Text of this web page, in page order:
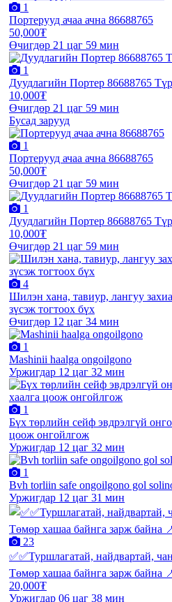
1
Портерууд ачаа ачна 86688765
50,000₮
Өчигдөр 21 цаг 59 мин
1
Дуудлагийн Портер 86688765
10,000₮
Өчигдөр 21 цаг 59 мин
Бусад зарууд
1
Портерууд ачаа ачна 86688765
50,000₮
Өчигдөр 21 цаг 59 мин
1
Дуудлагийн Портер 86688765
10,000₮
Өчигдөр 21 цаг 59 мин
4
Шилэн хана, тавиур, лангуу
зүсэж тогтоох бүх
Өчигдөр 12 цаг 34 мин
1
Mashinii haalga ongoilgono
Уржигдар 12 цаг 32 мин
1
Бүх төрлийн сейф эвдрэлгүй
цоож онгойлгож
Уржигдар 12 цаг 32 мин
1
Bvh torliin safe ongoilgono gol
Уржигдар 12 цаг 31 мин
23
✅✅Туршлагатай, найдвартай,
Төмөр хашаа байнга зарж байна
20,000₮
Уржигдар 06 цаг 38 мин